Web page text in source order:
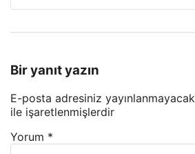
Bir yanıt yazın
E-posta adresiniz
ile işaretlenmişlerdir
Yorum *